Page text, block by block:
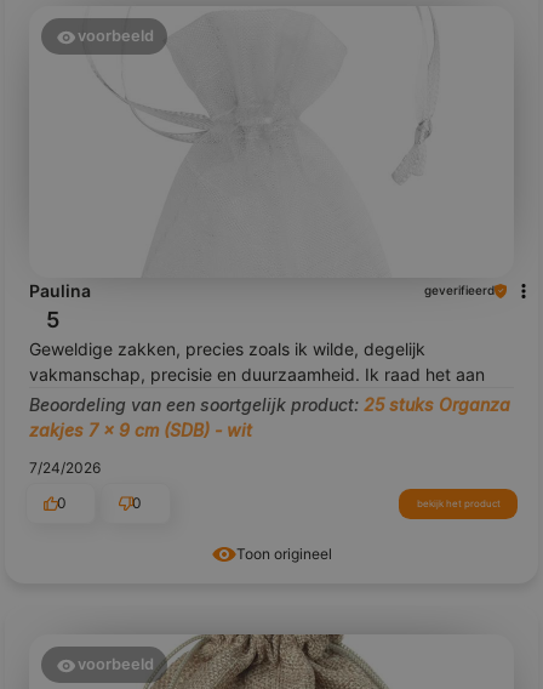
Toon origineel
voorbeeld
Paulina geverifieerd
5
Geweldige zakken, precies zoals ik wilde, degelijk
vakmanschap, precisie en duurzaamheid. Ik raad het aan
Beoordeling van een soortgelijk product: 25 stuks Organza
zakjes 7 x 9 cm (SDB) - wit
7/24/2026
0
0 bekijk het product
voorbeeld